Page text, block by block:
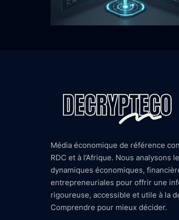
Média économique de référence
RDC et à l’Afrique. Nous analysons
dynamiques économiques,
entrepreneuriales pour offrir une
rigoureuse, accessible et utile à la
Comprendre pour mieux décider.